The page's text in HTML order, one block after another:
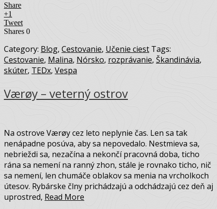
Share
+1
Tweet
Shares 0
Category: Blog, Cestovanie, Učenie ciest Tags:
Cestovanie, Malina, Nórsko, rozprávanie, Škandinávia,
skúter, TEDx, Vespa
Værøy – veterný ostrov
Na ostrove Værøy cez leto neplynie čas. Len sa tak
nenápadne posúva, aby sa nepovedalo. Nestmieva sa,
nebrieždi sa, nezačína a nekončí pracovná doba, ticho
rána sa nemení na ranný zhon, stále je rovnako ticho, nič
sa nemení, len chumáče oblakov sa menia na vrcholkoch
útesov. Rybárske člny prichádzajú a odchádzajú cez deň aj
uprostred, Read More